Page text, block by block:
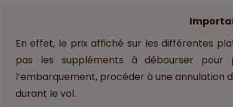
En effet, le prix affiché sur les différentes
pas les suppléments à débourser pour
l’embarquement, procéder à une annulation
durant le vol.